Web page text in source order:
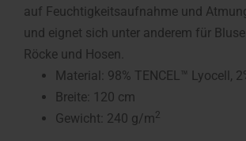
auf Feuchtigkeitsaufnahme und
und eignet sich unter anderem für
Röcke und Hosen.
Material: 98% TENCEL™ Lyocell,
Breite: 120 cm
Gewicht: 240 g/m2